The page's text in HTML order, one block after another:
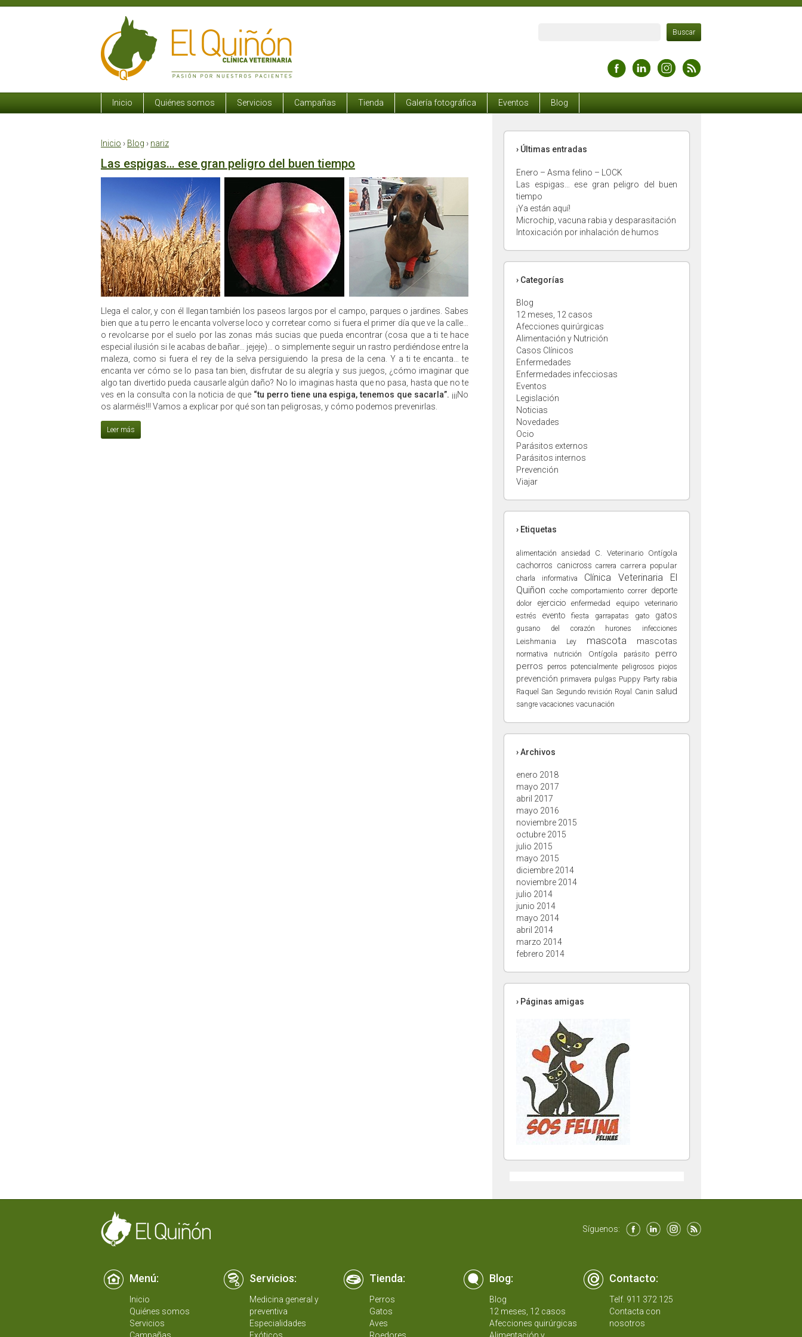
Inicio Quiénes somos Servicios Campañas Tienda Galería fotográfica Eventos Blog
Inicio › Blog › nariz
Las espigas… ese gran peligro del buen tiempo
Llega el calor, y con él llegan también los paseos largos por el campo, parques o jardines. Sabes
bien que a tu perro le encanta volverse loco y corretear como si fuera el primer día que ve la calle…
o revolcarse por el suelo por las zonas más sucias que pueda encontrar (cosa que a ti te hace
especial ilusión si le acabas de bañar… jejeje)… o simplemente seguir un rastro perdiéndose entre la
maleza, como si fuera el rey de la selva persiguiendo la presa de la cena. Y a ti te encanta… te
encanta ver cómo se lo pasa tan bien, disfrutar de su alegría y sus juegos, ¿cómo imaginar que
algo tan divertido pueda causarle algún daño? No lo imaginas hasta que no pasa, hasta que no te
ves en la consulta con la noticia de que “tu perro tiene una espiga, tenemos que sacarla”. ¡¡¡No
os alarméis!!! Vamos a explicar por qué son tan peligrosas, y cómo podemos prevenirlas.
› Últimas entradas
Enero – Asma felino – LOCK
Las espigas… ese gran peligro del buen
tiempo
¡Ya están aquí!
Microchip, vacuna rabia y desparasitación
Intoxicación por inhalación de humos
› Categorías
Blog
12 meses, 12 casos
Afecciones quirúrgicas
Alimentación y Nutrición
Casos Clínicos
Enfermedades
Enfermedades infecciosas
Eventos
Legislación
Noticias
Novedades
Ocio
Parásitos externos
Parásitos internos
Prevención
Viajar
› Etiquetas
alimentación ansiedad C. Veterinario Ontígola
cachorros canicross carrera carrera popular
charla informativa
Clínica Veterinaria El
Quiñon coche comportamiento correr deporte
dolor ejercicio enfermedad
equipo veterinario
estrés
evento fiesta garrapatas gato gatos
gusano del corazón hurones infecciones
Leishmania Ley mascota mascotas
normativa nutrición Ontígola parásito
perro
perros
perros potencialmente peligrosos piojos
prevención primavera pulgas Puppy Party rabia
Raquel San Segundo revisión Royal Canin salud
sangre vacaciones vacunación
› Archivos
enero 2018
mayo 2017
abril 2017
mayo 2016
noviembre 2015
octubre 2015
julio 2015
mayo 2015
diciembre 2014
noviembre 2014
julio 2014
junio 2014
mayo 2014
abril 2014
marzo 2014
febrero 2014
› Páginas amigas
Síguenos:
Menú: Servicios: Tienda: Blog: Contacto:
Inicio
Quiénes somos
Servicios
Medicina general y
preventiva
Especialidades
Perros
Gatos
Aves
Blog
12 meses, 12 casos
Afecciones quirúrgicas
Telf. 911 372 125
Contacta con
nosotros